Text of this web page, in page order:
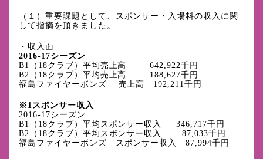
（１）重要課題として、スポンサー・入場料の収入に関
して指摘を頂きました。
・収入面
2016-17シーズン
B1（18クラブ）平均売上高 642,922千円
B2（18クラブ）平均売上高 188,627千円
福島ファイヤーボンズ 売上高 192,211千円
※1スポンサー収入
2016-17シーズン
B1（18クラブ）平均スポンサー収入 346,717千円
B2（18クラブ）平均スポンサー収入 87,033千円
福島ファイヤーボンズ スポンサー収入 87,994千円